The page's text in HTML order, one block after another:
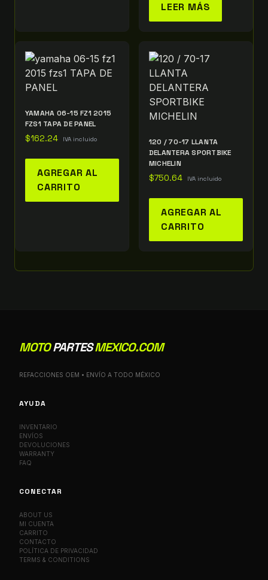
LEER MÁS
YAMAHA 06-15 FZ1 2015
FZS1 TAPA DE PANEL
$162.24 IVA incluido
AGREGAR AL
CARRITO
120 / 70-17 LLANTA
DELANTERA SPORTBIKE
MICHELIN
$750.64 IVA incluido
AGREGAR AL
CARRITO
MOTOPARTESMEXICO.COM
REFACCIONES OEM • ENVÍO A TODO MÉXICO
AYUDA
INVENTARIO
ENVÍOS
DEVOLUCIONES
WARRANTY
FAQ
CONECTAR
ABOUT US
MI CUENTA
CARRITO
CONTACTO
POLÍTICA DE PRIVACIDAD
TERMS & CONDITIONS